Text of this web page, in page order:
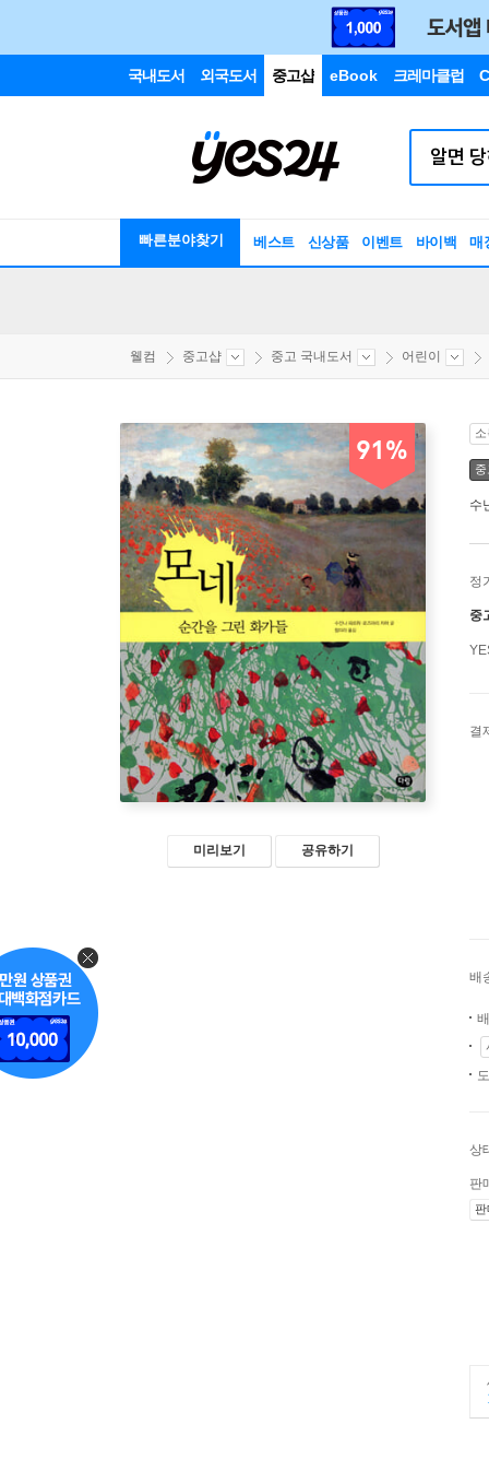
국내도서 외국도서 중고샵 eBook 크레마클럽
빠른분야찾기 베스트 신상품 이벤트 바이백 매
웰컴 중고샵 중고 국내도서 어린이
91%
미리보기 공유하기
수
정
중
결
배
상
판
판